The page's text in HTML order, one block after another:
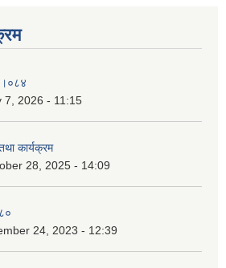
7, 2026 - 11:15
कार्यक्रम
28, 2025 - 14:09
24, 2023 - 12:39